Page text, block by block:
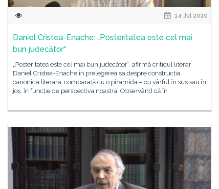
14 Jul 2020
Daniel Cristea-Enache: „Posteritatea este cel mai
bun judecător“
„Posteritatea este cel mai bun judecător“, afirmă criticul literar
Daniel Cristea-Enache în prelegerea sa despre construcția
canonică literară, comparată cu o piramidă – cu vârful în sus sau în
jos, în funcție de perspectiva noastră. Observând că în